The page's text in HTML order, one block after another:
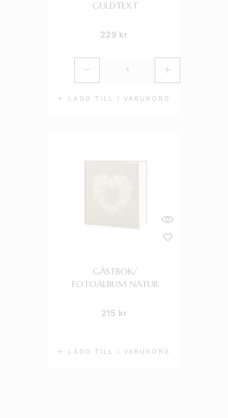
LÄGG TILL I VARUKORG
GULDTEXT
229 kr
LÄGG TILL I VARUKORG
GÄSTBOK/
FOTOALBUM NATUR
215 kr